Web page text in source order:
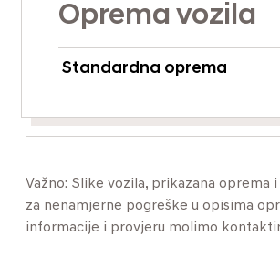
Oprema vozila
Standardna oprema
Važno: Slike vozila, prikazana
za nenamjerne pogreške u opisima
informacije i provjeru molimo